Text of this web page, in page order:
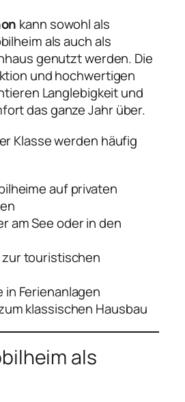
kann sowohl als
als auch als
genutzt werden. Die
und hochwertigen
Langlebigkeit und
das ganze Jahr über.
Klasse werden häufig
auf privaten
am See oder in den
touristischen
Ferienanlagen
klassischen Hausbau
als